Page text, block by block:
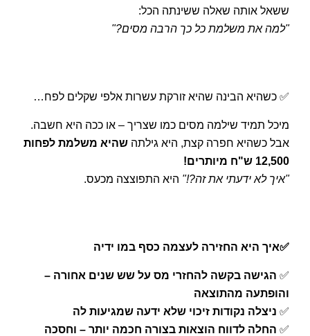
ששאל אותה שאלה ששינתה הכל:
"למה את משלמת כל כך הרבה מסים?"
✅ כשהיא הבינה שהיא זורקת עשרות אלפי שקלים לפח…
מיכל תמיד שילמה מסים כמו שצריך – או ככה היא חשבה.
אבל כשהיא חפרה קצת, היא גילתה שהיא משלמת לפחות
12,500 ש"ח מיותרים!
"איך לא ידעתי את זה?!" היא התפוצצה מכעס.
✅איך היא החזירה לעצמה כסף במו ידיה
✅ הגישה בקשה להחזרי מס על שש שנים אחורה –
והופתעה מהתוצאה
✅ ניצלה נקודות זיכוי שלא ידעה שמגיעות לה
✅ החלה לדווח הוצאות בצורה חכמה יותר – וחסכה